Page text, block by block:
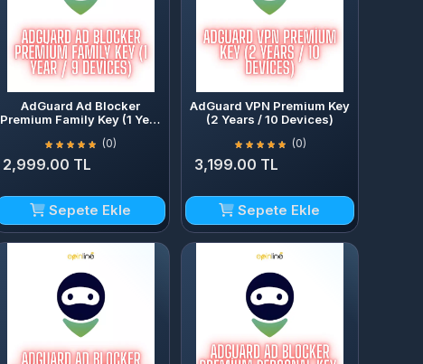
AdGuard Ad Blocker
Premium Family Key (1 Year
(0)
2,999.00 TL
Sepete Ekle
AdGuard VPN Premium Key
(2 Years / 10 Devices)
(0)
3,199.00 TL
Sepete Ekle